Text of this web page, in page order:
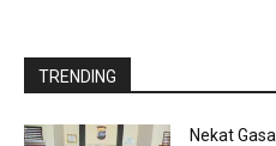
TRENDING
Nekat